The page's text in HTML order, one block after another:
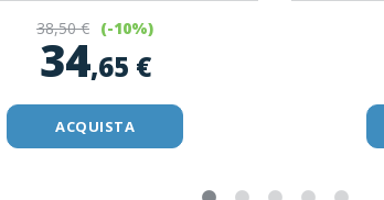
38,50 € (-10%)
34,65 €
ACQUISTA